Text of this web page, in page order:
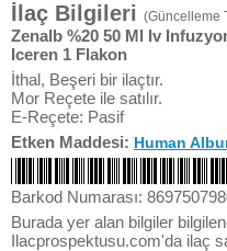
İlaç Bilgileri (Güncelleme
Zenalb %20 50 Ml Iv
Iceren 1 Flakon
İthal, Beşeri bir ilaçtır.
Mor Reçete ile satılır.
E-Reçete: Pasif
Etken Maddesi: Human
Barkod Numarası:
Burada yer alan bilgiler
Ilacprospektusu.com'da ilaç